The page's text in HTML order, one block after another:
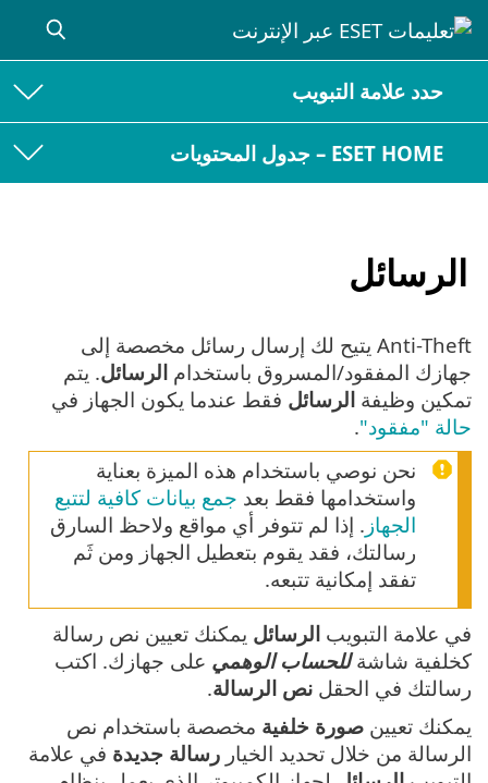
حدد علامة التبويب
ESET HOME – جدول المحتويات
الرسائل
Anti-Theft يتيح لك إرسال رسائل مخصصة إلى
جهازك المفقود/المسروق باستخدام الرسائل. يتم
تمكين وظيفة الرسائل فقط عندما يكون الجهاز في
حالة "مفقود".
نحن نوصي باستخدام هذه الميزة بعناية
واستخدامها فقط بعد جمع بيانات كافية لتتبع
الجهاز . إذا لم تتوفر أي مواقع ولاحظ السارق
رسالتك، فقد يقوم بتعطيل الجهاز ومن ثَم
تفقد إمكانية تتبعه.
في علامة التبويب الرسائل يمكنك تعيين نص رسالة
كخلفية شاشةللحساب الوهمي على جهازك. اكتب
رسالتك في الحقل نص الرسالة.
يمكنك تعيين صورة خلفية مخصصة باستخدام نص
الرسالة من خلال تحديد الخيار رسالة جديدة في علامة